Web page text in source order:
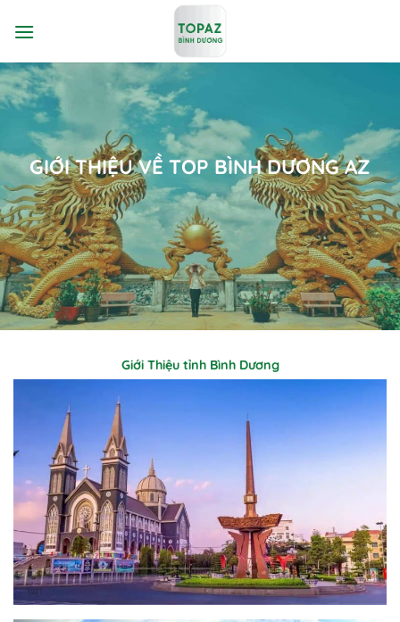
qua
dung
GIỚI THIỆU VỀ TOP BÌNH DƯƠNG AZ
Giới Thiệu tỉnh Bình Dương